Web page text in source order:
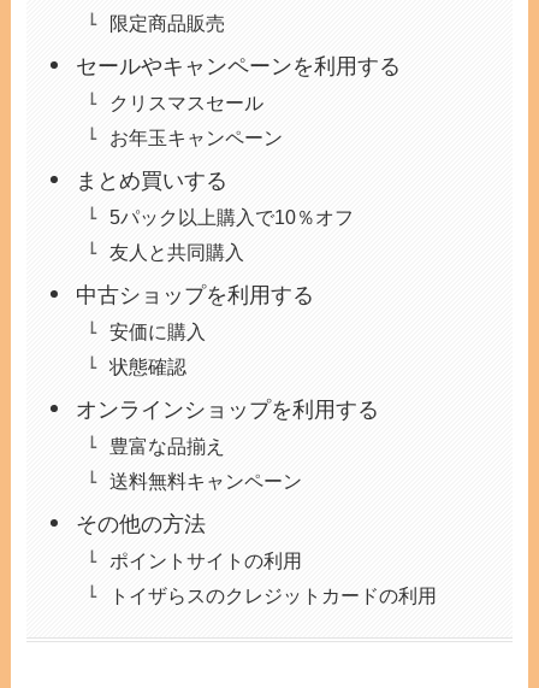
限定商品販売
セールやキャンペーンを利用する
クリスマスセール
お年玉キャンペーン
まとめ買いする
5パック以上購入で10％オフ
友人と共同購入
中古ショップを利用する
安価に購入
状態確認
オンラインショップを利用する
豊富な品揃え
送料無料キャンペーン
その他の方法
ポイントサイトの利用
トイザらスのクレジットカードの利用